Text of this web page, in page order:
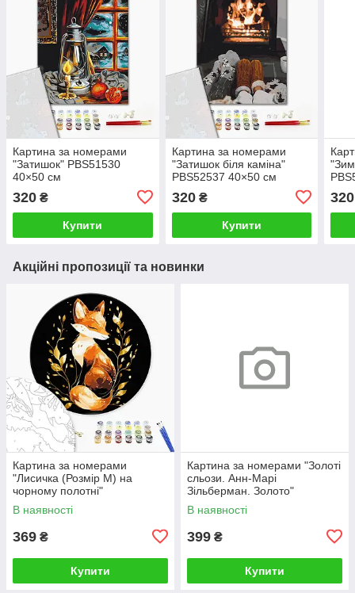
Картина за номерами
"Затишок" PBS51530
40×50 см
320 ₴
Купити
Картина за номерами
"Затишок біля каміна"
PBS52537 40×50 см
320₴
Купити
320
Акційні пропозиції та новинки
Картина за номерами
"Лисичка (Розмір М) на
чорному полотні"
RCB00126М 30
В наявності
369 ₴
Купити
Картина за номерами "Золоті
сльози. Анн-Марі
Зільберман. Золото"
BS52812L 48×60 см
В наявності
399 ₴
Купити